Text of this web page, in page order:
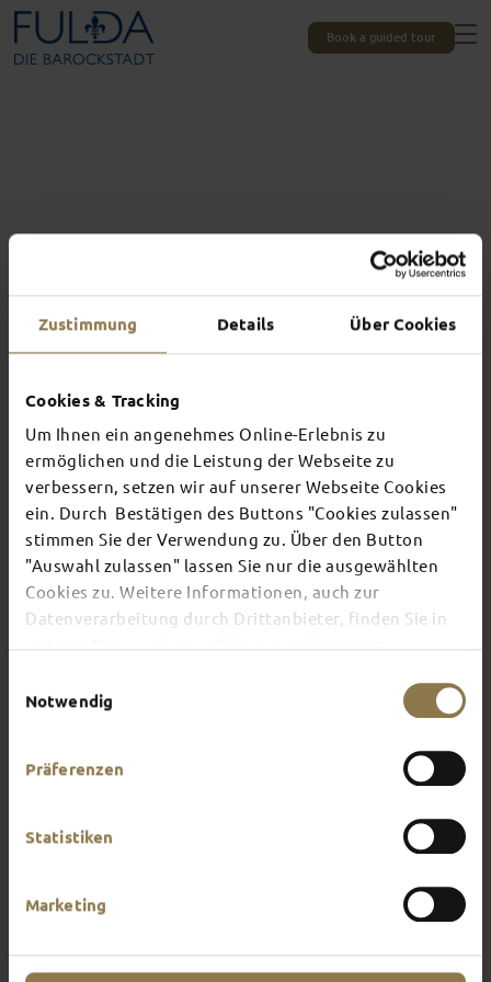
Zustimmung Details Über Cookies
Cookies & Tracking
Um Ihnen ein angenehmes Online-Erlebnis zu
ermöglichen und die Leistung der Webseite zu
verbessern, setzen wir auf unserer Webseite Cookies
ein. Durch Bestätigen des Buttons "Cookies zulassen"
stimmen Sie der Verwendung zu. Über den Button
"Auswahl zulassen" lassen Sie nur die ausgewählten
Cookies zu. Weitere Informationen, auch zur
Datenverarbeitung durch Drittanbieter, finden Sie in
Notwendig
Präferenzen
Statistiken
Marketing
Book a guided tour
Experiences unique to Fulda
TOP EVENTS
There's always something going on in Fulda:
whether it's a concert, a musical, a fun-filled
guided tour or a theatre performance – this is the
place to discover the current events and